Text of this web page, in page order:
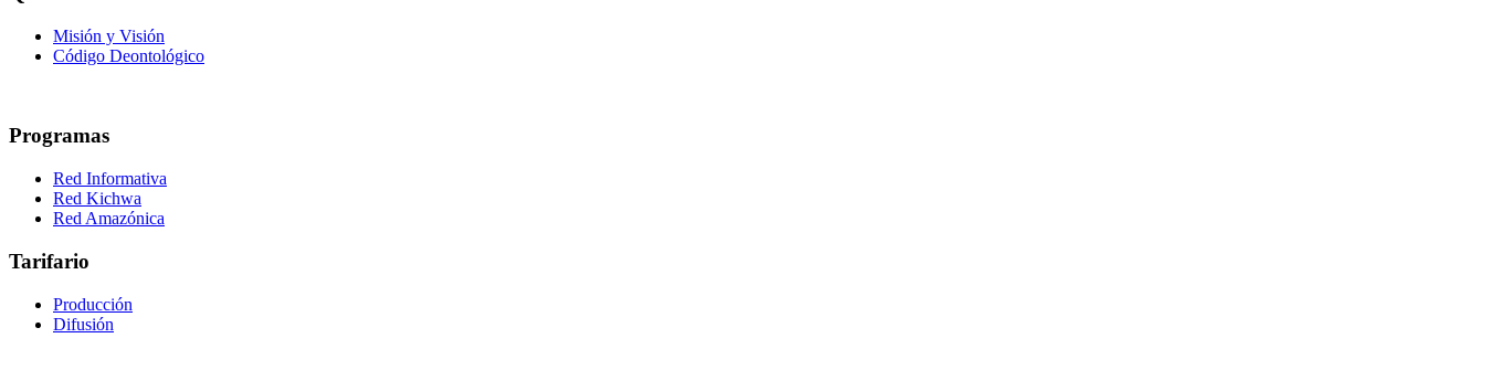
Misión y Visión
Código Deontológico
Programas
Red Informativa
Red Kichwa
Red Amazónica
Tarifario
Producción
Difusión